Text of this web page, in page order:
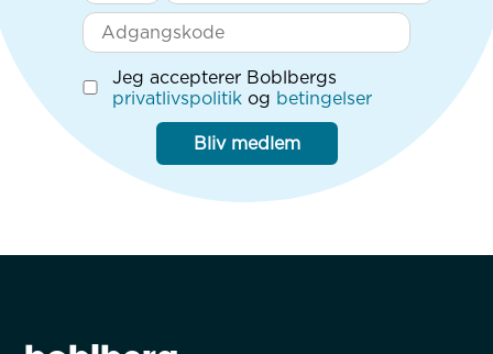
Jeg accepterer Boblbergs
privatlivspolitik og betingelser
Bliv medlem